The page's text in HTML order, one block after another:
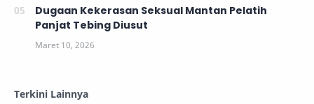
Dugaan Kekerasan Seksual Mantan Pelatih
Panjat Tebing Diusut
Terkini Lainnya